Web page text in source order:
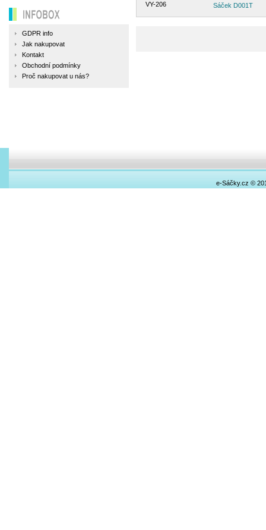
VY-206 Sáček D001T
INFOBOX
GDPR info
Jak nakupovat
Kontakt
Obchodní podmínky
Proč nakupovat u nás?
e-Sáčky.cz ©